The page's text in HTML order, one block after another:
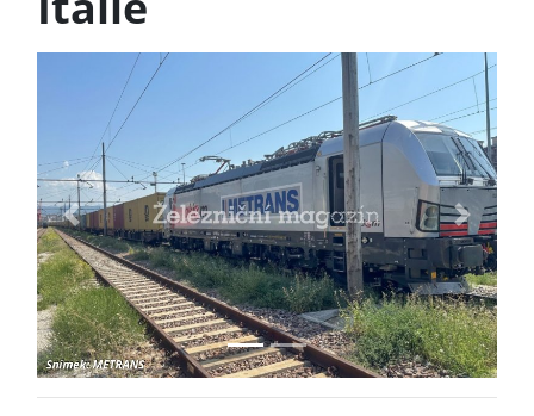
Previous Next